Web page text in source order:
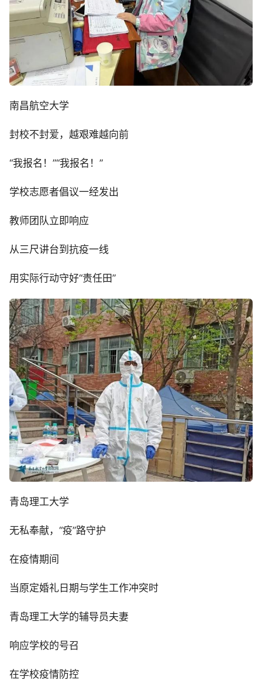
南昌航空大学
封校不封爱，越艰难越向前
“我报名！”“我报名！”
学校志愿者倡议一经发出
教师团队立即响应
从三尺讲台到抗疫一线
用实际行动守好“责任田”
青岛理工大学
无私奉献，“疫”路守护
在疫情期间
当原定婚礼日期与学生工作冲突时
青岛理工大学的辅导员夫妻
响应学校的号召
在学校疫情防控